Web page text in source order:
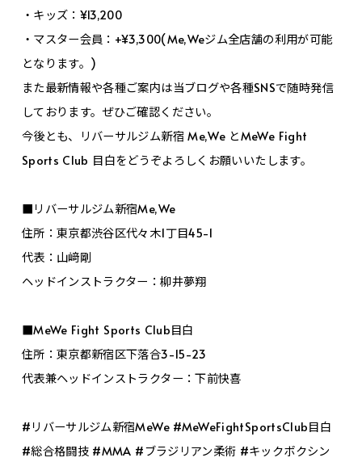
・キッズ：¥13,200
・マスター会員：+¥3,300(Me,Weジム全店舗の利用が可能
となります。)
また最新情報や各種ご案内は当ブログや各種SNSで随時発信
しております。ぜひご確認ください。
今後とも、リバーサルジム新宿 Me,We とMeWe Fight
Sports Club 目白をどうぞよろしくお願いいたします。
■リバーサルジム新宿Me,We
住所：東京都渋谷区代々木1丁目45-1
代表：山﨑剛
ヘッドインストラクター：柳井夢翔
■MeWe Fight Sports Club目白
住所：東京都新宿区下落合3-15-23
代表兼ヘッドインストラクター：下前快喜
#リバーサルジム新宿MeWe #MeWeFightSportsClub目白
#総合格闘技 #MMA #ブラジリアン柔術 #キックボクシン